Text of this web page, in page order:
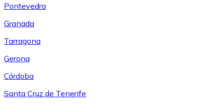
Pontevedra
Granada
Tarragona
Gerona
Córdoba
Santa Cruz de Tenerife